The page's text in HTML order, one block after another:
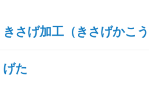
きさげ加工（きさげかこ
げた